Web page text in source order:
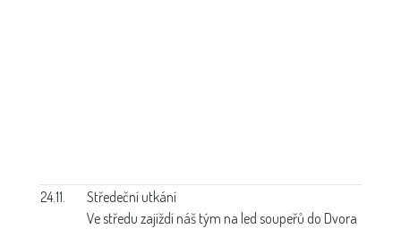
24.11.
Středeční utkání
Ve středu zajíždí náš tým na led soupeřů do Dvora